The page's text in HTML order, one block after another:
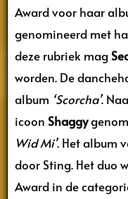
Award voor haar
genomineerd met
deze rubriek mag
worden. De
album ‘Scorcha’.
icoon Shaggy
Wid Mi’. Het album
door Sting. Het duo
Award in de